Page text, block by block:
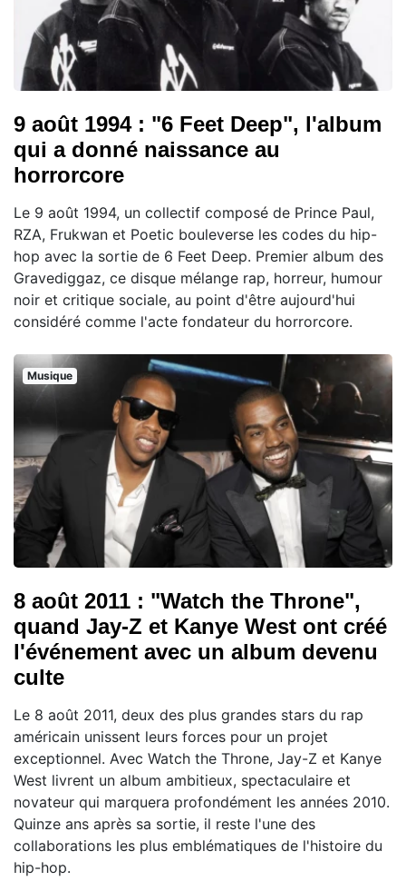
9 août 1994 : "6 Feet Deep", l'album
qui a donné naissance au
horrorcore
Le 9 août 1994, un collectif composé de Prince Paul,
RZA, Frukwan et Poetic bouleverse les codes du hip-
hop avec la sortie de 6 Feet Deep. Premier album des
Gravediggaz, ce disque mélange rap, horreur, humour
noir et critique sociale, au point d'être aujourd'hui
considéré comme l'acte fondateur du horrorcore.
Musique
8 août 2011 : "Watch the Throne",
quand Jay-Z et Kanye West ont créé
l'événement avec un album devenu
culte
Le 8 août 2011, deux des plus grandes stars du rap
américain unissent leurs forces pour un projet
exceptionnel. Avec Watch the Throne, Jay-Z et Kanye
West livrent un album ambitieux, spectaculaire et
novateur qui marquera profondément les années 2010.
Quinze ans après sa sortie, il reste l'une des
collaborations les plus emblématiques de l'histoire du
hip-hop.